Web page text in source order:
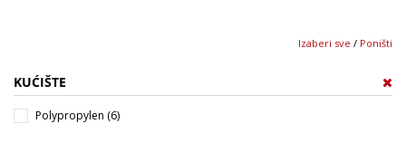
Izaberi sve / Poništi
KUĆIŠTE
Polypropylen (6)